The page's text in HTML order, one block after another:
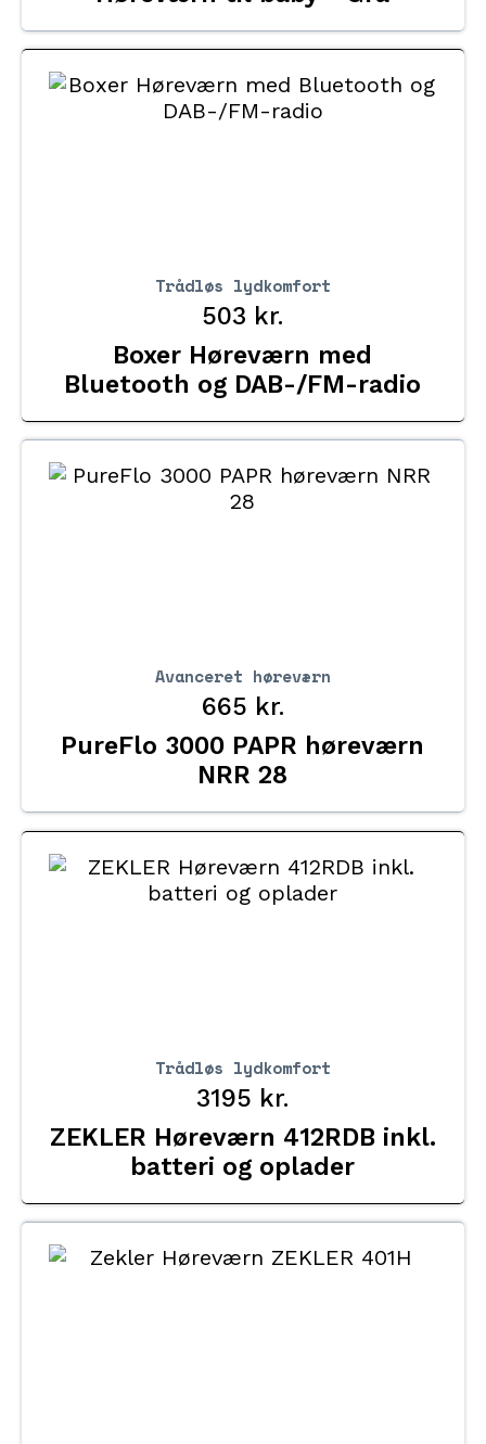
Trådløs lydkomfort
Boxer Høreværn med
Bluetooth og DAB-/FM-radio
503 kr.
Avanceret høreværn
PureFlo 3000 PAPR høreværn
NRR 28
665 kr.
Trådløs lydkomfort
ZEKLER Høreværn 412RDB inkl.
batteri og oplader
3195 kr.